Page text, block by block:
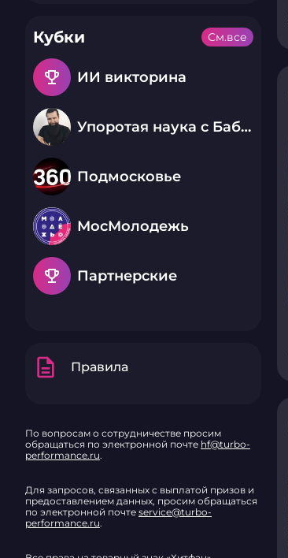
Кубки
emoji_events ИИ викторина
Упоротая наука с Бабаем Лютым
Подмосковье
МосМолодежь
emoji_events Партнерские
См.все
description Правила
По вопросам о сотрудничестве просим
обращаться по электронной почте hf@turbo-
performance.ru.
Для запросов, связанных с выплатой призов и
предоставлением данных, просим обращаться
по электронной почте service@turbo-
performance.ru.